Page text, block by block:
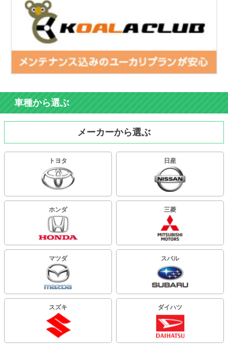
車種から選ぶ
メーカーから選ぶ
トヨタ 日産
ホンダ 三菱
マツダ スバル
スズキ ダイハツ